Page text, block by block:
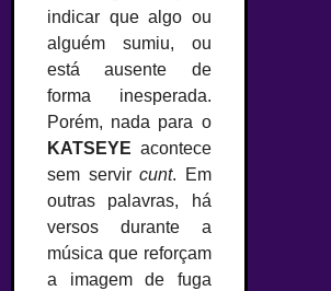
indicar que algo ou
alguém sumiu, ou
está ausente de
forma inesperada.
Porém, nada para o
KATSEYE acontece
sem servircunt. Em
outras palavras, há
versos durante a
música que reforçam
a imagem de fuga